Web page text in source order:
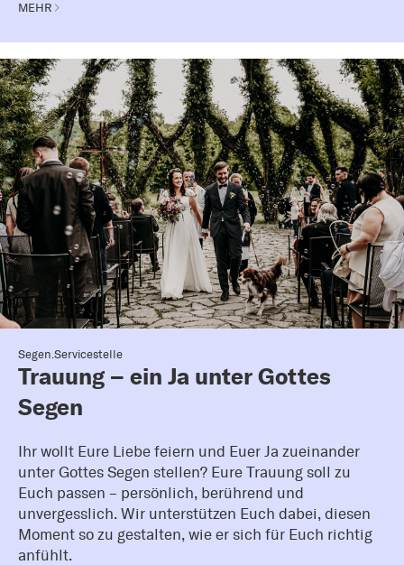
MEHR
Segen.Servicestelle
Trauung – ein Ja unter Gottes
Segen
Ihr wollt Eure Liebe feiern und Euer Ja zueinander
unter Gottes Segen stellen? Eure Trauung soll zu
Euch passen – persönlich, berührend und
unvergesslich. Wir unterstützen Euch dabei, diesen
Moment so zu gestalten, wie er sich für Euch richtig
anfühlt.